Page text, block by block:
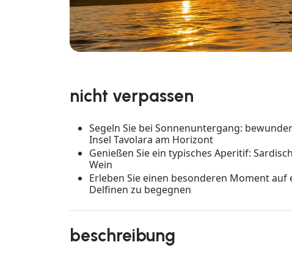
nicht verpassen
Segeln Sie bei Sonnenuntergang:
Insel Tavolara am Horizont
Genießen Sie ein typisches Aperitif:
Wein
Erleben Sie einen besonderen Moment
Delfinen zu begegnen
beschreibung